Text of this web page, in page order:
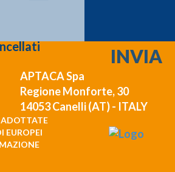
APTACA Spa
Regione Monforte, 30
14053 Canelli (AT) - ITALY
EUROPEI